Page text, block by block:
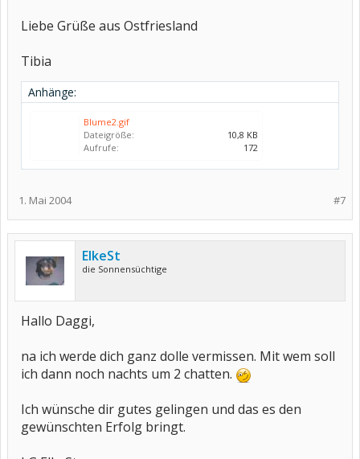
Liebe Grüße aus Ostfriesland
Tibia
Anhänge:
Blume2.gif
Dateigröße:
10,8 KB
Aufrufe:
172
#7
1. Mai 2004
ElkeSt
die Sonnensüchtige
Hallo Daggi,
na ich werde dich ganz dolle vermissen. Mit wem soll
ich dann noch nachts um 2 chatten.
Ich wünsche dir gutes gelingen und das es den
gewünschten Erfolg bringt.